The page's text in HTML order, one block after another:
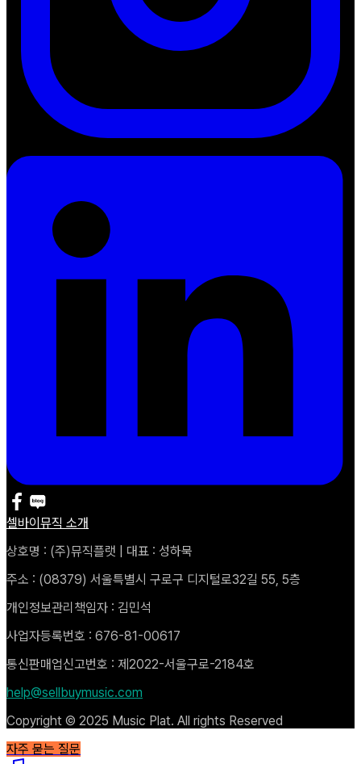
셀바이뮤직 소개
상호명 : (주)뮤직플랫 | 대표 : 성하묵
주소 : (08379) 서울특별시 구로구 디지털로32길 55, 5층
개인정보관리책임자 : 김민석
사업자등록번호 : 676-81-00617
통신판매업신고번호 : 제2022-서울구로-2184호
help@sellbuymusic.com
Copyright © 2025 Music Plat. All rights Reserved
자주 묻는 질문